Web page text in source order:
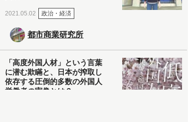
2021.05.02 政治・経済
都市商業研究所
「高度外国人材」という言葉
に潜む欺瞞と、日本が搾取し
依存する圧倒的多数の外国人
労働者の実像とは？